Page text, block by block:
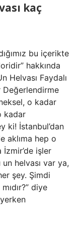
kaç
bu içerikte
hakkında
Helvası Faydalı
Değerlendirme
o kadar
kadar
ki! İstanbul’dan
aklıma hep o
işler
helvası var ya,
şey. Şimdi
diye